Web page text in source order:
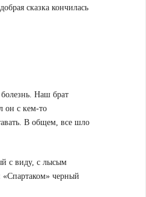
сказка кончилась
Наш брат
он с кем-то
В общем, все шло
с виду, с лысым
черный